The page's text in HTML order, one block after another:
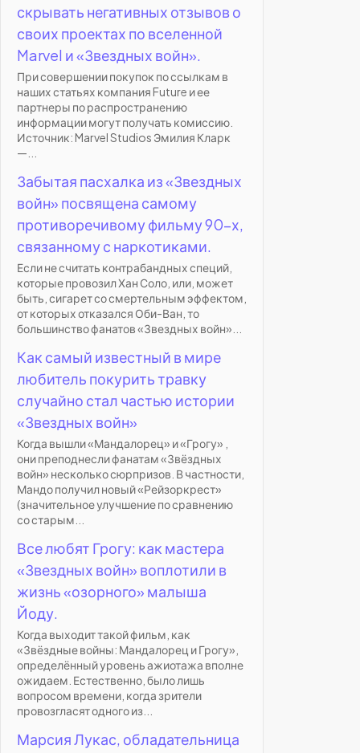
скрывать негативных отзывов о
своих проектах по вселенной
Marvel и «Звездных войн».
При совершении покупок по ссылкам в
наших статьях компания Future и ее
партнеры по распространению
информации могут получать комиссию.
Источник: Marvel Studios Эмилия Кларк
—...
Забытая пасхалка из «Звездных
войн» посвящена самому
противоречивому фильму 90-х,
связанному с наркотиками.
Если не считать контрабандных специй,
которые провозил Хан Соло, или, может
быть, сигарет со смертельным эффектом,
от которых отказался Оби-Ван, то
большинство фанатов «Звездных войн»...
Как самый известный в мире
любитель покурить травку
случайно стал частью истории
«Звездных войн»
Когда вышли «Мандалорец» и «Грогу» ,
они преподнесли фанатам «Звёздных
войн» несколько сюрпризов. В частности,
Мандо получил новый «Рейзоркрест»
(значительное улучшение по сравнению
со старым...
Все любят Грогу: как мастера
«Звездных войн» воплотили в
жизнь «озорного» малыша
Йоду.
Когда выходит такой фильм, как
«Звёздные войны: Мандалорец и Грогу»,
определённый уровень ажиотажа вполне
ожидаем. Естественно, было лишь
вопросом времени, когда зрители
провозгласят одного из...
Марсия Лукас, обладательница